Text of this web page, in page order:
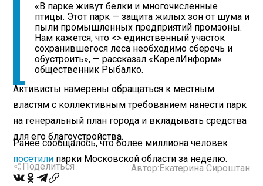
«В парке живут белки и многочисленные
птицы. Этот парк — защита жилых зон от шума и
пыли промышленных предприятий промзоны.
Нам кажется, что <> единственный участок
сохранившегося леса необходимо сберечь и
обустроить», — рассказал «КарелИнформ»
общественник Рыбалко.
Активисты намерены обращаться к местным
властям с коллективным требованием нанести парк
на генеральный план города и вкладывать средства
для его благоустройства.
Ранее сообщалось, что более миллиона человек
посетили парки Московской области за неделю.
Поделиться Автор: Екатерина Сироштан